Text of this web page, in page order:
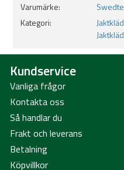
Varumärke:
Kategori:
Kundservice
Vanliga frågor
Kontakta oss
Så handlar du
Frakt och leverans
Betalning
Köpvillkor